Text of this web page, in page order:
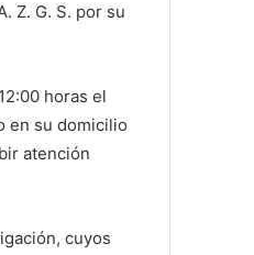
Z. G. S. por su
horas el
en su domicilio
atención
cuyos